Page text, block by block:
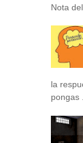
Nota
la
pongas